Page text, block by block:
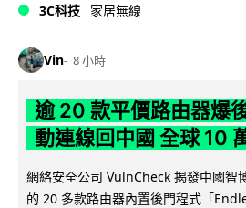
3C科技 家居無線
Vin 8 小時
逾 20 款平價路由器爆
動連線回中國 全球 10
網絡安全公司 VulnCheck 揭發中國智
的 20 多款路由器內置後門程式「